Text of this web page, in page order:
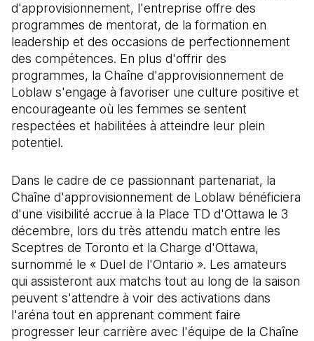
d'approvisionnement, l'entreprise offre des
programmes de mentorat, de la formation en
leadership et des occasions de perfectionnement
des compétences. En plus d'offrir des
programmes, la Chaîne d'approvisionnement de
Loblaw s'engage à favoriser une culture positive et
encourageante où les femmes se sentent
respectées et habilitées à atteindre leur plein
potentiel.
Dans le cadre de ce passionnant partenariat, la
Chaîne d'approvisionnement de Loblaw bénéficiera
d'une visibilité accrue à la Place TD d'Ottawa le 3
décembre, lors du très attendu match entre les
Sceptres de Toronto et la Charge d'Ottawa,
surnommé le « Duel de l'Ontario ». Les amateurs
qui assisteront aux matchs tout au long de la saison
peuvent s'attendre à voir des activations dans
l'aréna tout en apprenant comment faire
progresser leur carrière avec l'équipe de la Chaîne